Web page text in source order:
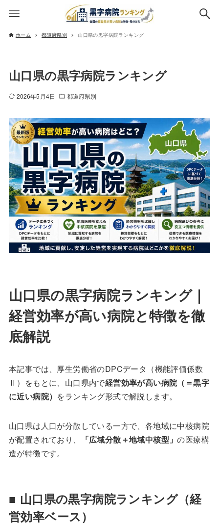
ホーム 都道府県別 山口県の黒字病院ランキング
山口県の黒字病院ランキング
2026年5月4日 都道府県別
山口県の黒字病院ランキング｜
経営効率が高い病院と特徴を徹
底解説
本記事では、厚生労働省のDPCデータ（機能評価係数
Ⅱ）をもとに、山口県内で経営効率が高い病院（＝黒字
に近い病院） をランキング形式で解説します。
山口県は人口が分散している一方で、各地域に中核病院
が配置されており、
「広域分散＋地域中核型」の医療構
造が特徴です。
■ 山口県の黒字病院ランキング（経
営効率ベース）